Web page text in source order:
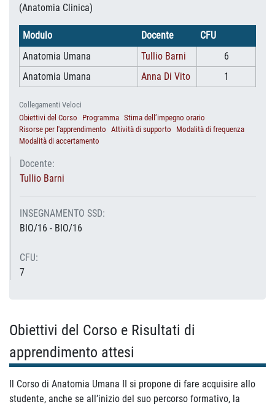
(Anatomia Clinica)
Modulo Docente
CFU
Anatomia Umana
Tullio Barni
6
Anatomia Umana
Anna Di Vito 1
Collegamenti Veloci
Obiettivi del Corso
Programma Stima dell’impegno orario
Risorse per l'apprendimento Attività di supporto
Modalità di frequenza
Modalità di accertamento
Docente:
Tullio Barni
INSEGNAMENTO SSD:
BIO/16 - BIO/16
CFU:
7
Obiettivi del Corso e Risultati di
apprendimento attesi
Il Corso di Anatomia Umana II si propone di fare acquisire allo
studente, anche se all’inizio del suo percorso formativo, la